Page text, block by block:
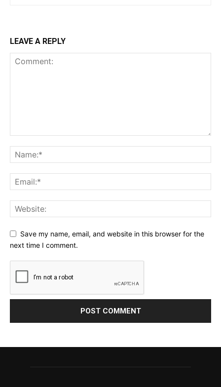
LEAVE A REPLY
Save my name, email, and website in this browser for the
next time I comment.